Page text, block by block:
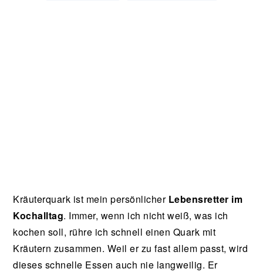
Kräuterquark ist mein persönlicher Lebensretter im
Kochalltag. Immer, wenn ich nicht weiß, was ich
kochen soll, rühre ich schnell einen Quark mit
Kräutern zusammen. Weil er zu fast allem passt, wird
dieses schnelle Essen auch nie langweilig. Er